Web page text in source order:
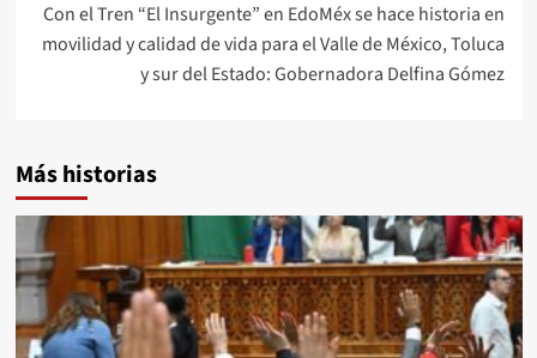
Con el Tren “El Insurgente” en EdoMéx se hace historia en
movilidad y calidad de vida para el Valle de México, Toluca
y sur del Estado: Gobernadora Delfina Gómez
Más historias